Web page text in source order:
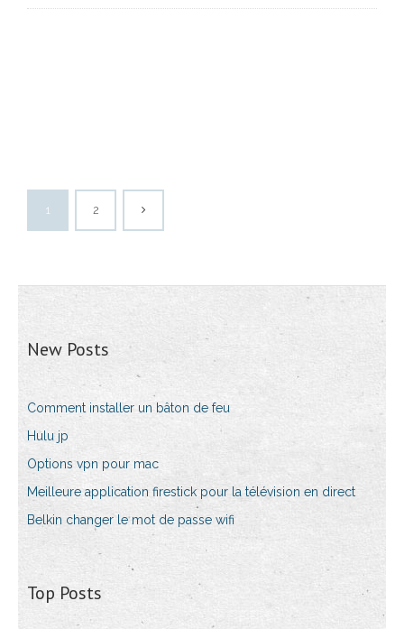
1 2
New Posts
Comment installer un bâton de feu
Hulu jp
Options vpn pour mac
Meilleure application firestick pour la télévision en direct
Belkin changer le mot de passe wifi
Top Posts